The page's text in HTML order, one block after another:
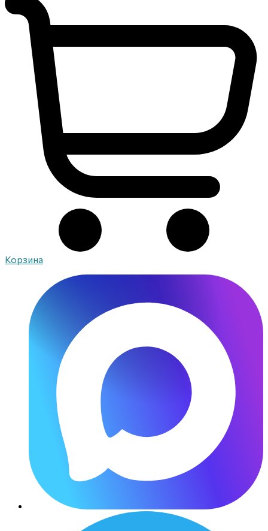
Корзина